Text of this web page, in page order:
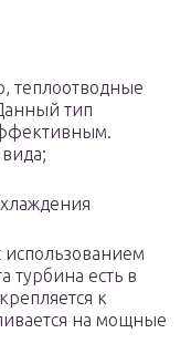
теплоотводные
тип
турбина есть в
к
на мощные